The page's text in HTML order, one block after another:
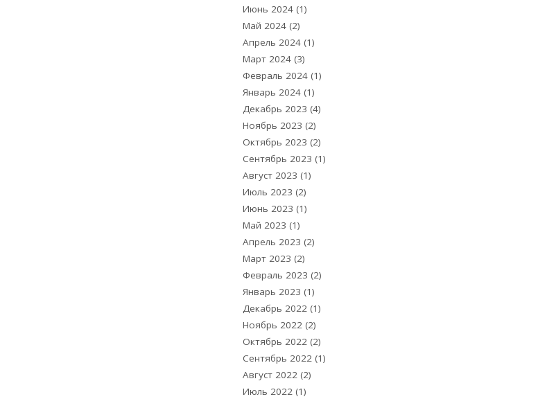
Июнь 2024 (1)
Май 2024 (2)
Апрель 2024 (1)
Март 2024 (3)
Февраль 2024 (1)
Январь 2024 (1)
Декабрь 2023 (4)
Ноябрь 2023 (2)
Октябрь 2023 (2)
Сентябрь 2023 (1)
Август 2023 (1)
Июль 2023 (2)
Июнь 2023 (1)
Май 2023 (1)
Апрель 2023 (2)
Март 2023 (2)
Февраль 2023 (2)
Январь 2023 (1)
Декабрь 2022 (1)
Ноябрь 2022 (2)
Октябрь 2022 (2)
Сентябрь 2022 (1)
Август 2022 (2)
Июль 2022 (1)